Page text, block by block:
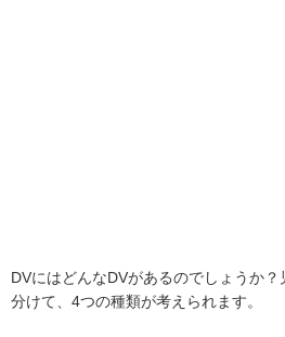
DVにはどんなDVがあるのでしょうか？
分けて、4つの種類が考えられます。